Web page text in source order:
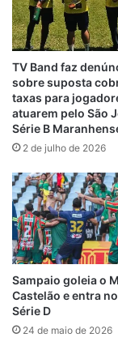
Já na quadra
Futsal de
Erasmo
Bandeira
Moraes; Vila
Filho. Na
Domingos
estudantes
Na quadra
futsal, a
Liberalino
Machadinho
vencedores
09 X 02 para
TV Band faz
sobre suposta
taxas para
atuarem pelo São
Série B
2 de julho de 2026
Sampaio goleia o
Castelão e entra
Série D
24 de maio de 2026